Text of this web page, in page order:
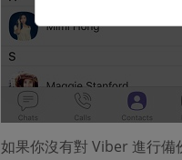
如果你沒有對 Viber 進行備